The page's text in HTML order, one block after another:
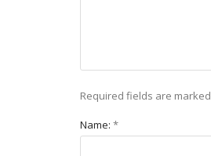
Required fields are marked
Name: *